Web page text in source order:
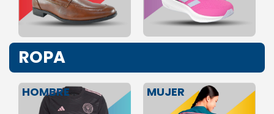
ROPA
HOMBRE MUJER